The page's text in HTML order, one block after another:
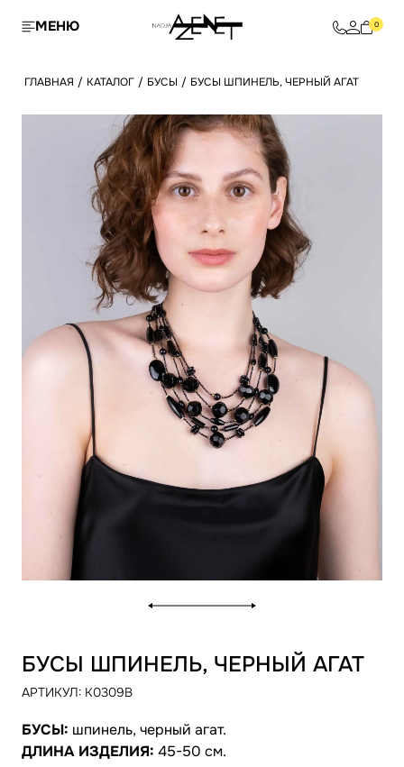
МЕНЮ 0
ГЛАВНАЯ / КАТАЛОГ / БУСЫ / БУСЫ ШПИНЕЛЬ, ЧЕРНЫЙ АГАТ
БУСЫ ШПИНЕЛЬ, ЧЕРНЫЙ АГАТ
АРТИКУЛ: K0309B
БУСЫ: шпинель, черный агат.
ДЛИНА ИЗДЕЛИЯ: 45-50 см.